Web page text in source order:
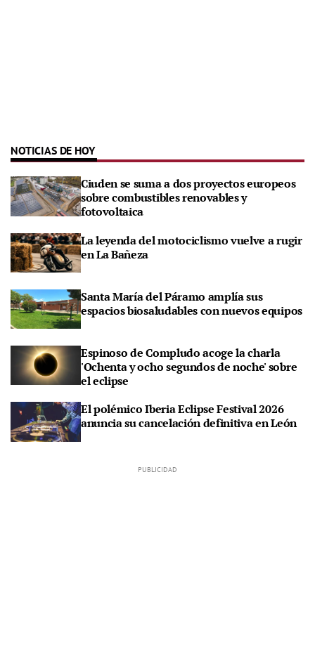
NOTICIAS DE HOY
Ciuden se suma a dos proyectos europeos
sobre combustibles renovables y
fotovoltaica
La leyenda del motociclismo vuelve a rugir
en La Bañeza
Santa María del Páramo amplía sus
espacios biosaludables con nuevos equipos
Espinoso de Compludo acoge la charla
'Ochenta y ocho segundos de noche' sobre
el eclipse
El polémico Iberia Eclipse Festival 2026
anuncia su cancelación definitiva en León